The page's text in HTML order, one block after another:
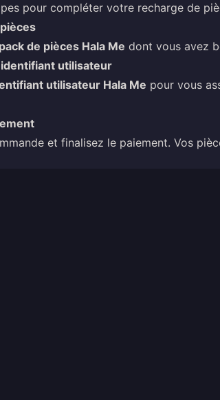
pour compléter votre recharge de
pack de pièces Hala Me dont vous avez
utilisateur
utilisateur Hala Me pour vous
et finalisez le paiement. Vos